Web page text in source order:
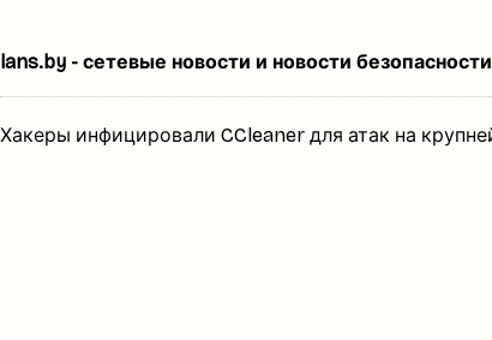
lans.by - сетевые новости и новости безопасности